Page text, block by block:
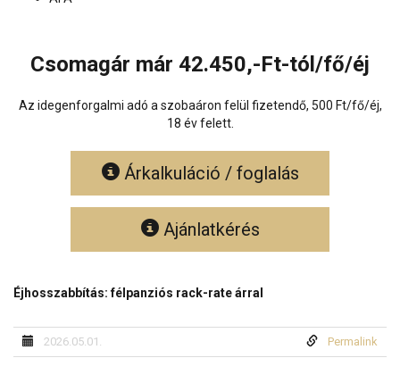
Csomagár már 42.450,-Ft-tól/fő/éj
Az idegenforgalmi adó a szobaáron felül fizetendő, 500 Ft/fő/éj,
18 év felett.
Árkalkuláció / foglalás
Ajánlatkérés
Éjhosszabbítás: félpanziós rack-rate árral
2026.05.01. Permalink